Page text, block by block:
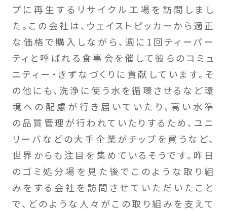
プに再生するリサイクル工場を訪問しまし
た。この会社は、ウェイストピッカーから適正
な価格で購入しながら、週に1回ティーパー
ティと呼ばれる食事会を催して彼らのコミュ
ニティー・きずなづくりに貢献しています。そ
の他にも、洗浄に使う水を循環させるなど環
境への配慮が行き届いていたり、高い水準
の品質管理が行われていたりするため、ユニ
リーバなどの大手企業がチップを買うなど、
世界からも注目を集めているそうです。昨日
のゴミ処分場を見た後でこのような取り組
みをする会社を訪問させていただいたこと
で、どのような人々がこの取り組みを支えて